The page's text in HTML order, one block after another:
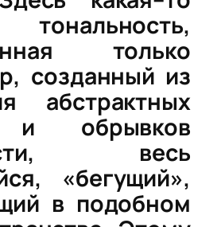
тональность,
только
, созданный из
абстрактных
и
обрывков
, весь
, «бегущий»,
в подобном